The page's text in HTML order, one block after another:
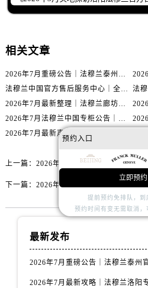
相关文章
2026年7月重磅公告｜法穆兰泰州官方专柜服务热线攻略，权威信息一表清
法穆兰中国官方售后服务中心｜全部地址与售后服务电话权威信息通知（2026年7月最新）
2026年7月最新整理｜法穆兰廊坊官方专柜名录及客户服务电话，一篇看懂！
2026年7月法穆兰中国专柜公告｜官方客服电话与专柜索引同步
上一篇： 2026年3月实地探访乌鲁木齐法
下一篇： 2026年3月实地探访攀枝花法穆
最新发布
预约入口
立即预约
提前预约免排队，到
预约时间有变无需取消，